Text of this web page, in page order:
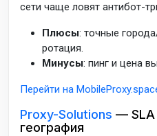
сети чаще ловят антибот-
Плюсы: точные
ротация.
Минусы: пинг и цена
Перейти на
Proxy-Solutions — SLA
география